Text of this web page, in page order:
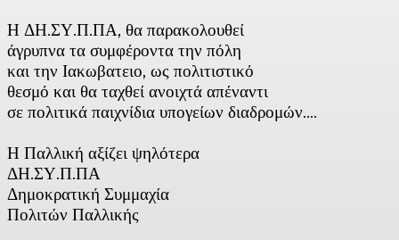
Η ΔΗ.ΣΥ.Π.ΠΑ, θα παρακολουθεί
άγρυπνα τα συμφέροντα την πόλη
και την Ιακωβατειο, ως πολιτιστικό
θεσμό και θα ταχθεί ανοιχτά απέναντι
σε πολιτικά παιχνίδια υπογείων διαδρομών….
Η Παλλική αξίζει ψηλότερα
ΔΗ.ΣΥ.Π.ΠΑ
Δημοκρατική Συμμαχία
Πολιτών Παλλικής